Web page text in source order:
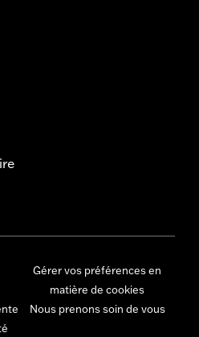
Gérer vos préférences en
matière de cookies
Nous prenons soin de vous